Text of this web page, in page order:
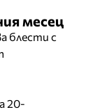
месец
блести с
20-